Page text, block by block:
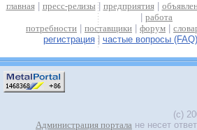
главная| пресс-релизы | предприятия|
работа
потребности
поставщики форум
регистрация| частые вопросы (FAQ)
(c)
Администрация портала не несет